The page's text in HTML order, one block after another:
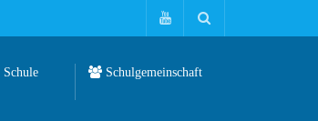
Schule Schulgemeinschaft